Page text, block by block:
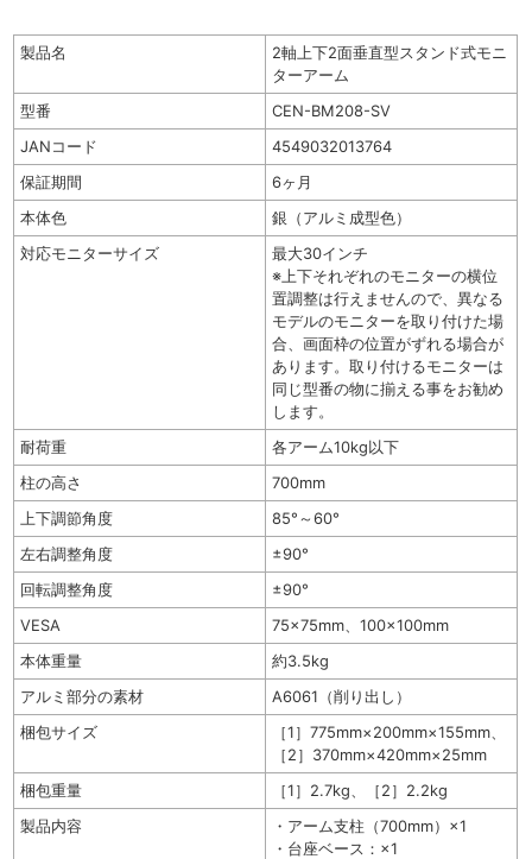
製品名
2軸上下2面垂直型スタンド式モニ
ターアーム
型番
CEN-BM208-SV
JANコード
4549032013764
保証期間
6ヶ月
本体色
銀（アルミ成型色）
対応モニターサイズ
最大30インチ
※上下それぞれのモニターの横位
置調整は行えませんので、異なる
モデルのモニターを取り付けた場
合、画面枠の位置がずれる場合が
あります。取り付けるモニターは
同じ型番の物に揃える事をお勧め
します。
耐荷重
各アーム10kg以下
柱の高さ
700mm
上下調節角度
85°～60°
左右調整角度
±90°
回転調整角度
±90°
VESA
75×75mm、100×100mm
本体重量
約3.5kg
アルミ部分の素材
A6061（削り出し）
梱包サイズ
［1］775mm×200mm×155mm、
［2］370mm×420mm×25mm
梱包重量
［1］2.7kg、［2］2.2kg
製品内容
・アーム支柱（700mm）×1
・台座ベース：×1